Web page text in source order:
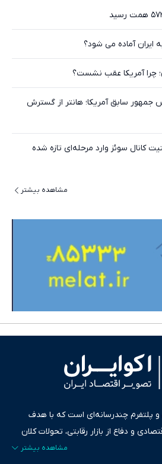
ایران آماده می شود؟
چرا آمریکا عقب نشست؟
جمهور سابق آمریکا؛ هانتر از گسترش
کانال سوئز وارد مرحله‌ای تازه شده
مشاهده بیشتر
و پلتفرم چندرسانه‌ای است که با هدف
و دفاع از بازار رقابتی، تحولات کلان
ویدیو، پادکست، متن و گزارش‌های تحلیلی